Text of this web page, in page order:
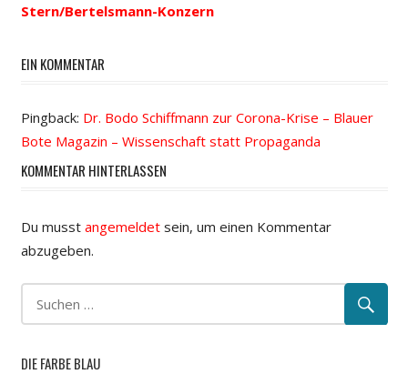
Stern/Bertelsmann-Konzern
EIN KOMMENTAR
Pingback: Dr. Bodo Schiffmann zur Corona-Krise – Blauer
Bote Magazin – Wissenschaft statt Propaganda
KOMMENTAR HINTERLASSEN
Du musst angemeldetsein, um einen Kommentar
abzugeben.
DIE FARBE BLAU